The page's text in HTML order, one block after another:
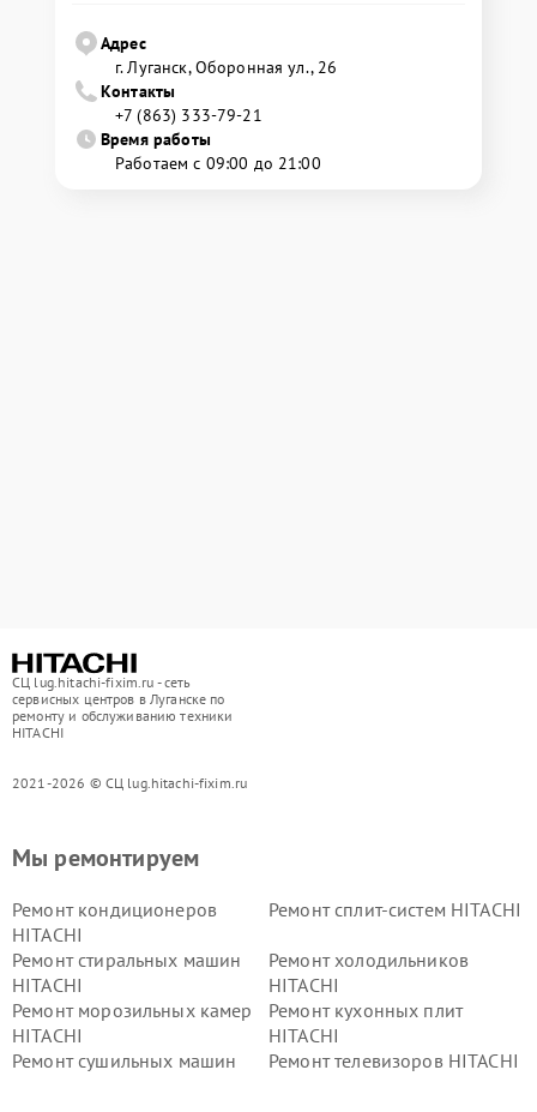
Адрес
г. Луганск, Оборонная ул., 26
Контакты
+7 (863) 333-79-21
Время работы
Работаем с 09:00 до 21:00
СЦ lug.hitachi-fixim.ru - сеть
сервисных центров в Луганске по
ремонту и обслуживанию техники
HITACHI
2021-2026 © СЦ lug.hitachi-fixim.ru
Мы ремонтируем
Ремонт кондиционеров
HITACHI
Ремонт сплит-систем HITACHI
Ремонт стиральных машин
HITACHI
Ремонт холодильников
HITACHI
Ремонт морозильных камер
HITACHI
Ремонт кухонных плит
HITACHI
Ремонт сушильных машин
Ремонт телевизоров HITACHI